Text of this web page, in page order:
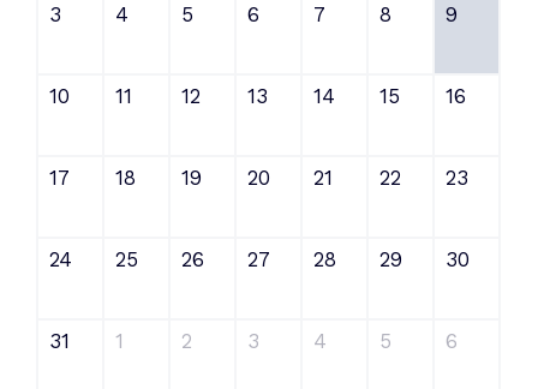
3 4 5 6 7 8 9
10 11 12 13 14 15 16
17 18 19 20 21 22 23
24 25 26 27 28 29 30
31 1 2 3 4 5 6